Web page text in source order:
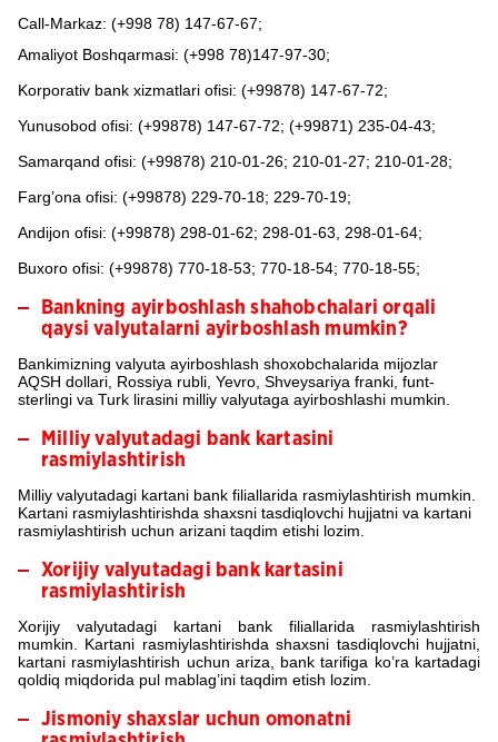
Call-Markaz: (+998 78) 147-67-67;
Amaliyot Boshqarmasi: (+998 78)147-97-30;
Korporativ bank xizmatlari ofisi: (+99878) 147-67-72;
Yunusobod ofisi: (+99878) 147-67-72; (+99871) 235-04-43;
Samarqand ofisi: (+99878) 210-01-26; 210-01-27; 210-01-28;
Farg’ona ofisi: (+99878) 229-70-18; 229-70-19;
Andijon ofisi: (+99878) 298-01-62; 298-01-63, 298-01-64;
Buxoro ofisi: (+99878) 770-18-53; 770-18-54; 770-18-55;
Bankning ayirboshlash shahobchalari orqali
qaysi valyutalarni ayirboshlash mumkin?
Bankimizning valyuta ayirboshlash shoxobchalarida mijozlar
AQSH dollari, Rossiya rubli, Yevro, Shveysariya franki, funt-
sterlingi va Turk lirasini milliy valyutaga ayirboshlashi mumkin.
Milliy valyutadagi bank kartasini
rasmiylashtirish
Milliy valyutadagi kartani bank filiallarida rasmiylashtirish mumkin.
Kartani rasmiylashtirishda shaxsni tasdiqlovchi hujjatni va kartani
rasmiylashtirish uchun arizani taqdim etishi lozim.
Xorijiy valyutadagi bank kartasini
rasmiylashtirish
Xorijiy valyutadagi kartani bank filiallarida rasmiylashtirish
mumkin. Kartani rasmiylashtirishda shaxsni tasdiqlovchi hujjatni,
kartani rasmiylashtirish uchun ariza, bank tarifiga ko’ra kartadagi
qoldiq miqdorida pul mablag’ini taqdim etish lozim.
Jismoniy shaxslar uchun omonatni